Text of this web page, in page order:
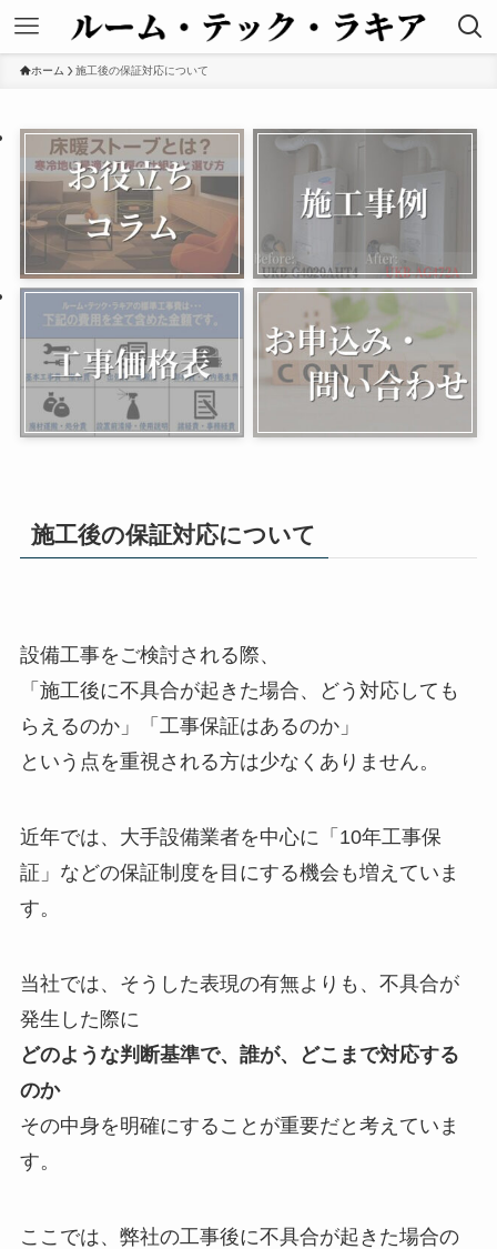
ホーム 施工後の保証対応について
施工後の保証対応について
設備工事をご検討される際、
「施工後に不具合が起きた場合、どう対応しても
らえるのか」「工事保証はあるのか」
という点を重視される方は少なくありません。
近年では、大手設備業者を中心に「10年工事保
証」などの保証制度を目にする機会も増えていま
す。
当社では、そうした表現の有無よりも、不具合が
発生した際に
どのような判断基準で、誰が、どこまで対応する
のか
その中身を明確にすることが重要だと考えていま
す。
ここでは、弊社の工事後に不具合が起きた場合の